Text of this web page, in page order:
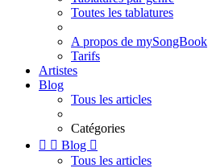
Toutes les tablatures
A propos de mySongBook
Tarifs
Artistes
Blog
Tous les articles
Catégories
  Blog 
Tous les articles